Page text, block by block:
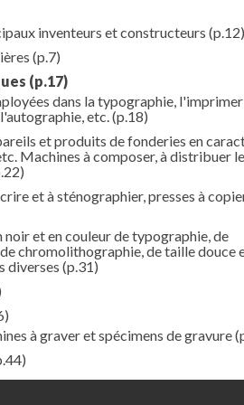
inventeurs et constructeurs (p.12)
(p.7)
(p.17)
dans la typographie,
etc. (p.18)
et produits de fonderies en
Machines à composer, à distribuer
et à sténographier, presses à
noir et en couleur de typographie, de
chromolithographie, de taille douce
diverses (p.31)
à graver et spécimens de gravure